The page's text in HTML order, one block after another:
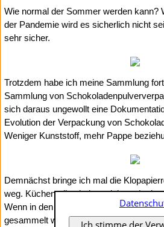
Wie normal der Sommer werden kann?
der Pandemie wird es sicherlich nicht
sehr sicher.
Trotzdem habe ich meine Sammlung
Sammlung von
sich daraus ungewollt eine
Evolution der Verpackung von
Weniger Kunststoff, mehr Pappe
Demnächst bringe ich mal die
weg. Küchenrollen haben sich auch ein
Wenn in den vergangenen beiden
gesammelt wurde, ist vielleicht gar kein
Ich stimme der